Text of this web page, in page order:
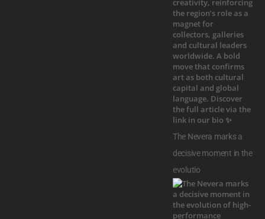
The Nevera marks a
decisive moment in the
evolutio